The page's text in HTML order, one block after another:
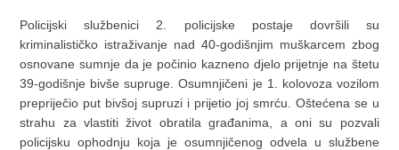
Policijski službenici 2. policijske postaje dovršili su
kriminalističko istraživanje nad 40-godišnjim muškarcem zbog
osnovane sumnje da je počinio kazneno djelo prijetnje na štetu
39-godišnje bivše supruge. Osumnjičeni je 1. kolovoza vozilom
prepriječio put bivšoj supruzi i prijetio joj smrću. Oštećena se u
strahu za vlastiti život obratila građanima, a oni su pozvali
policijsku ophodnju koja je osumnjičenog odvela u službene